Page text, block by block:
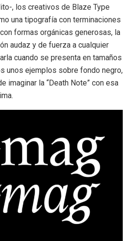
, los creativos de Blaze Type
una tipografía con terminaciones
formas orgánicas generosas, la
audaz y de fuerza a cualquier
cuando se presenta en tamaños
unos ejemplos sobre fondo negro,
imaginar la “Death Note” con esa